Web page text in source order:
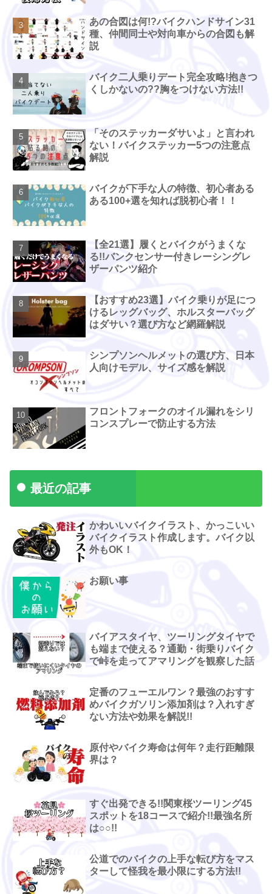
あの合図は何!?バイクハンドサイン31
種、仲間同士や対向車からの合図も解
説
バイク二人乗りデート完全攻略!抱きつ
くしかないの??胸をつけない方法!!
「そのステッカーダサいよ」と言われ
ない！バイクステッカー5つの注意点
解説
バイクが下手な人の特徴、初心者ある
ある100+選を知れば脱初心者！！
【全21選】履くとバイクがうまくな
る!!バンクセンサー付きレーシングレ
ザーパンツ紹介
【おすすめ23選】バイク乗りが足につ
けるレッグバッグ、ホルスターバッグ
はダサい？選び方など網羅解説
シンプソンヘルメットの選び方、日本
人向けモデル、サイズ感を解説
フロントフォークのオイル漏れをシリ
コンスプレーで防止する方法
最近の記事
かわいいバイクイラスト、かっこいい
バイクイラスト作成します。バイク以
外もOK！
お願い事
バイアスタイヤ、ツーリングタイヤで
も端まで使える？通勤・街乗りバイク
で峠を走ってアマリングを観察した話
定番のフューエルワン？最強のおすす
めバイクガソリン添加剤は？入れすぎ
ない方法や効果を解説!!
原付やバイク寿命は何年？走行距離限
界は？
すぐ出発できる!!関東桜ツーリング45
スポットを18コースで紹介!!最強名所
は○○!!
公道でのバイクの上手な転び方をマス
ターして怪我を最小限にする方法!!